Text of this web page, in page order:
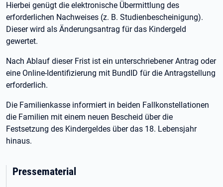
Hierbei genügt die elektronische Übermittlung des
erforderlichen Nachweises (z. B. Studienbescheinigung).
Dieser wird als Änderungsantrag für das Kindergeld
gewertet.
Nach Ablauf dieser Frist ist ein unterschriebener Antrag oder
eine Online-Identifizierung mit BundID für die Antragstellung
erforderlich.
Die Familienkasse informiert in beiden Fallkonstellationen
die Familien mit einem neuen Bescheid über die
Festsetzung des Kindergeldes über das 18. Lebensjahr
hinaus.
Pressematerial